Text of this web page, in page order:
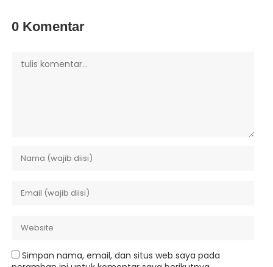
0 Komentar
Simpan nama, email, dan situs web saya pada